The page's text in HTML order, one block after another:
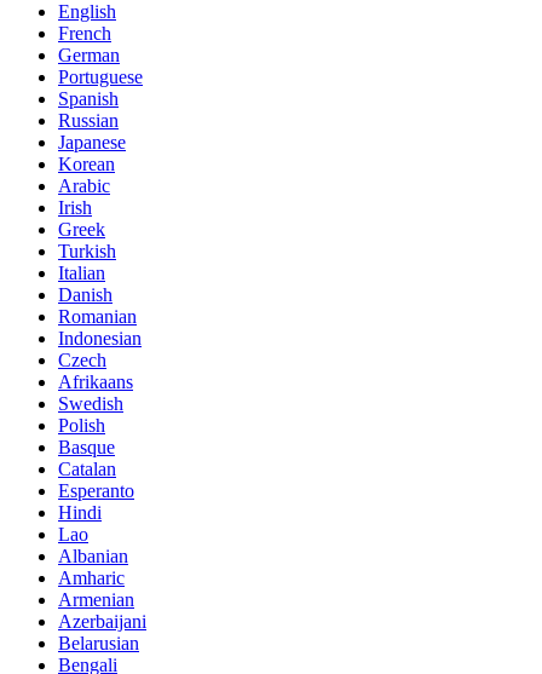
English
French
German
Portuguese
Spanish
Russian
Japanese
Korean
Arabic
Irish
Greek
Turkish
Italian
Danish
Romanian
Indonesian
Czech
Afrikaans
Swedish
Polish
Basque
Catalan
Esperanto
Hindi
Lao
Albanian
Amharic
Armenian
Azerbaijani
Belarusian
Bengali